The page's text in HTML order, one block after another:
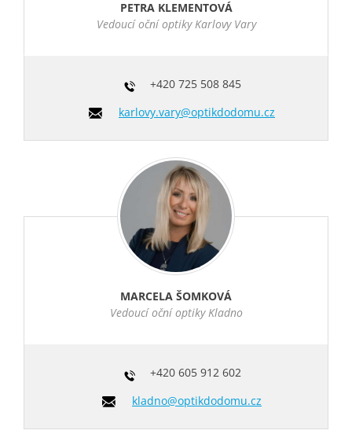
PETRA KLEMENTOVÁ
Vedoucí oční optiky Karlovy Vary
+420 725 508 845
karlovy.vary@optikdodomu.cz
MARCELA ŠOMKOVÁ
Vedoucí oční optiky Kladno
+420 605 912 602
kladno@optikdodomu.cz